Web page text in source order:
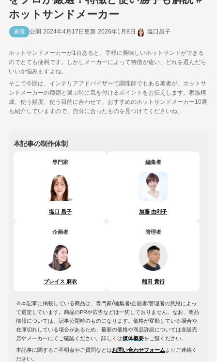
ホットサンドメーカー
家電 2024年4月17日 2026年1月8日 塩口昌子
ホットサンドメーカーが1台あると、手軽に美味しいホットサンドができる
のでとても便利です。しかしメーカーによって特徴が違い、どれを選んだら
いいか悩みますよね。
そこで今回は、インテリアアドバイザーで調理師でもある著者が、ホットサ
ンドメーカーの種類と選ぶ時に気を付けるポイントをお伝えします。家族構
成、使う頻度、使う目的に合わせて、おすすめのホットサンドメーカー10選
も紹介していますので、自分に合ったものを見つけてくださいね。
本記事の制作体制
専門家
塩口 昌子
編集者
加藤 由利子
企画者
ブレイス 麻衣
管理者
熊田 貴行
※本記事に掲載している商品は、専門家/編集者/企画者/管理者の意思によっ
て選定しています。商品のPRや広告などは一切しておりません。なお、商品
情報については、記事公開時のものになります。価格が変動している場合や
在庫切れしている場合があるため、最新の価格や商品詳細については各販売
店やメーカーにてご確認ください。詳しくは媒体概要をご覧ください。
本記事に関するご不明点やご質問などはお問い合わせフォーム よりご連絡く
ださい。